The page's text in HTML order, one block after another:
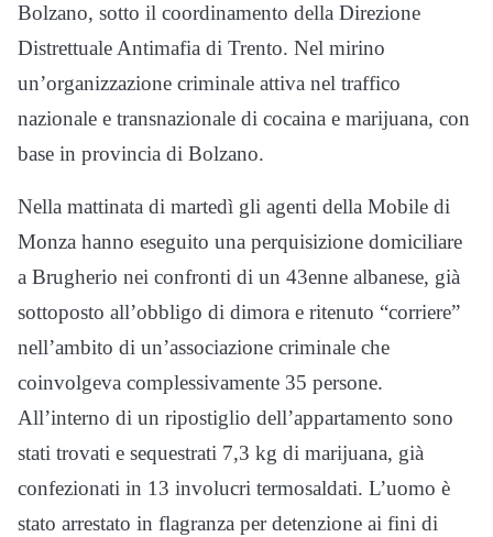
Bolzano, sotto il coordinamento della Direzione
Distrettuale Antimafia di Trento. Nel mirino
un’organizzazione criminale attiva nel traffico
nazionale e transnazionale di cocaina e marijuana, con
base in provincia di Bolzano.
Nella mattinata di martedì gli agenti della Mobile di
Monza hanno eseguito una perquisizione domiciliare
a Brugherio nei confronti di un 43enne albanese, già
sottoposto all’obbligo di dimora e ritenuto “corriere”
nell’ambito di un’associazione criminale che
coinvolgeva complessivamente 35 persone.
All’interno di un ripostiglio dell’appartamento sono
stati trovati e sequestrati 7,3 kg di marijuana, già
confezionati in 13 involucri termosaldati. L’uomo è
stato arrestato in flagranza per detenzione ai fini di